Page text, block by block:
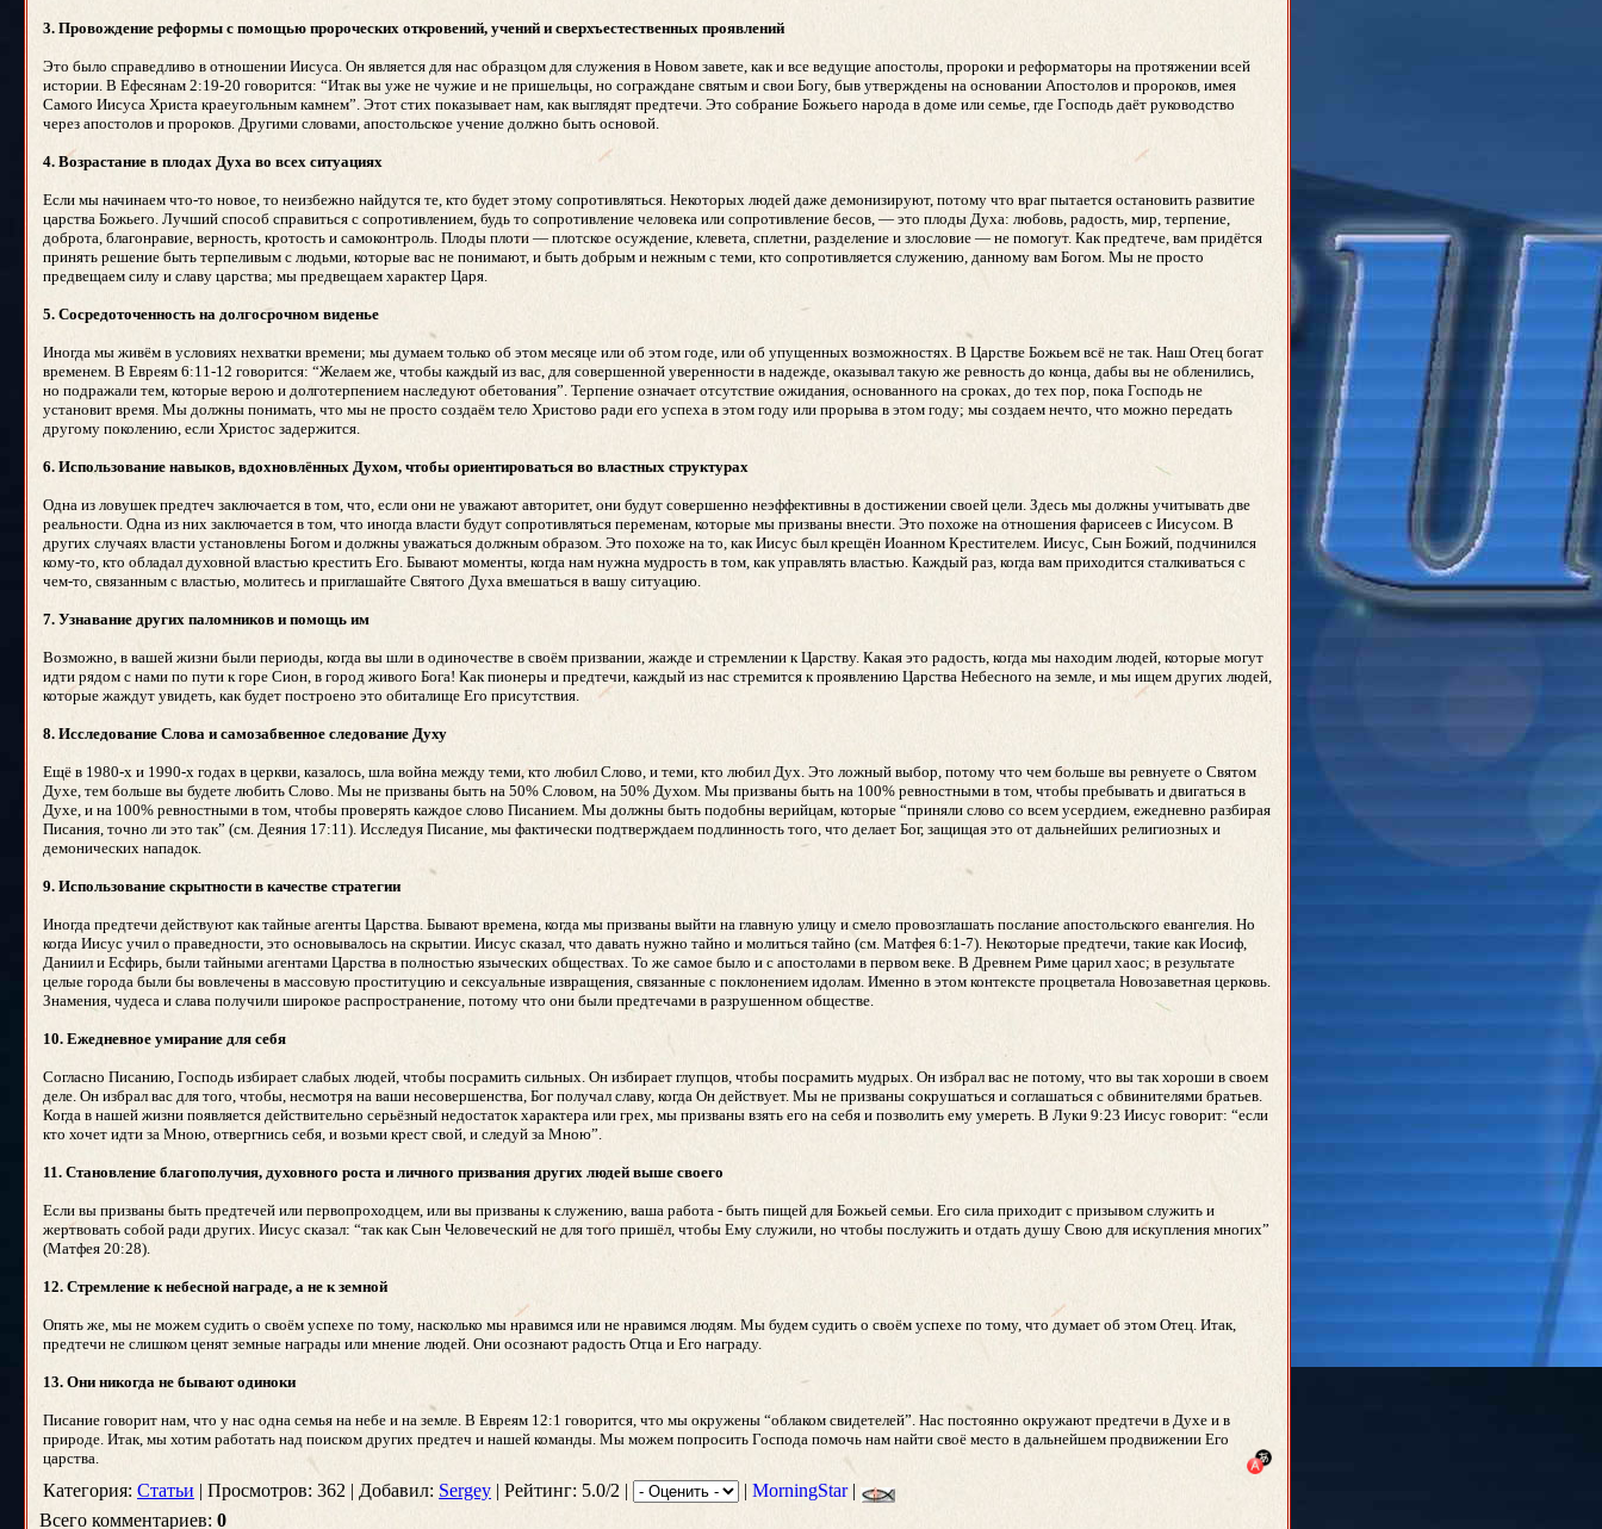
3. Провождение реформы с помощью пророческих откровений, учений и сверхъестественных проявлений
Это было справедливо в отношении Иисуса. Он является для нас образцом для служения в Новом завете, как и все ведущие апостолы, пророки и реформаторы на протяжении всей
истории. В Ефесянам 2:19-20 говорится: “Итак вы уже не чужие и не пришельцы, но сограждане святым и свои Богу, быв утверждены на основании Апостолов и пророков, имея
Самого Иисуса Христа краеугольным камнем”. Этот стих показывает нам, как выглядят предтечи. Это собрание Божьего народа в доме или семье, где Господь даёт руководство
через апостолов и пророков. Другими словами, апостольское учение должно быть основой.
4. Возрастание в плодах Духа во всех ситуациях
Если мы начинаем что-то новое, то неизбежно найдутся те, кто будет этому сопротивляться. Некоторых людей даже демонизируют, потому что враг пытается остановить развитие
царства Божьего. Лучший способ справиться с сопротивлением, будь то сопротивление человека или сопротивление бесов, — это плоды Духа: любовь, радость, мир, терпение,
доброта, благонравие, верность, кротость и самоконтроль. Плоды плоти — плотское осуждение, клевета, сплетни, разделение и злословие — не помогут. Как предтече, вам придётся
принять решение быть терпеливым с людьми, которые вас не понимают, и быть добрым и нежным с теми, кто сопротивляется служению, данному вам Богом. Мы не просто
предвещаем силу и славу царства; мы предвещаем характер Царя.
5. Сосредоточенность на долгосрочном виденье
Иногда мы живём в условиях нехватки времени; мы думаем только об этом месяце или об этом годе, или об упущенных возможностях. В Царстве Божьем всё не так. Наш Отец богат
временем. В Евреям 6:11-12 говорится: “Желаем же, чтобы каждый из вас, для совершенной уверенности в надежде, оказывал такую же ревность до конца, дабы вы не обленились,
но подражали тем, которые верою и долготерпением наследуют обетования”. Терпение означает отсутствие ожидания, основанного на сроках, до тех пор, пока Господь не
установит время. Мы должны понимать, что мы не просто создаём тело Христово ради его успеха в этом году или прорыва в этом году; мы создаем нечто, что можно передать
другому поколению, если Христос задержится.
6. Использование навыков, вдохновлённых Духом, чтобы ориентироваться во властных структурах
Одна из ловушек предтеч заключается в том, что, если они не уважают авторитет, они будут совершенно неэффективны в достижении своей цели. Здесь мы должны учитывать две
реальности. Одна из них заключается в том, что иногда власти будут сопротивляться переменам, которые мы призваны внести. Это похоже на отношения фарисеев с Иисусом. В
других случаях власти установлены Богом и должны уважаться должным образом. Это похоже на то, как Иисус был крещён Иоанном Крестителем. Иисус, Сын Божий, подчинился
кому-то, кто обладал духовной властью крестить Его. Бывают моменты, когда нам нужна мудрость в том, как управлять властью. Каждый раз, когда вам приходится сталкиваться с
чем-то, связанным с властью, молитесь и приглашайте Святого Духа вмешаться в вашу ситуацию.
7. Узнавание других паломников и помощь им
Возможно, в вашей жизни были периоды, когда вы шли в одиночестве в своём призвании, жажде и стремлении к Царству. Какая это радость, когда мы находим людей, которые могут
идти рядом с нами по пути к горе Сион, в город живого Бога! Как пионеры и предтечи, каждый из нас стремится к проявлению Царства Небесного на земле, и мы ищем других людей,
которые жаждут увидеть, как будет построено это обиталище Его присутствия.
8. Исследование Слова и самозабвенное следование Духу
Ещё в 1980-х и 1990-х годах в церкви, казалось, шла война между теми, кто любил Слово, и теми, кто любил Дух. Это ложный выбор, потому что чем больше вы ревнуете о Святом
Духе, тем больше вы будете любить Слово. Мы не призваны быть на 50% Словом, на 50% Духом. Мы призваны быть на 100% ревностными в том, чтобы пребывать и двигаться в
Духе, и на 100% ревностными в том, чтобы проверять каждое слово Писанием. Мы должны быть подобны верийцам, которые “приняли слово со всем усердием, ежедневно разбирая
Писания, точно ли это так” (см. Деяния 17:11). Исследуя Писание, мы фактически подтверждаем подлинность того, что делает Бог, защищая это от дальнейших религиозных и
демонических нападок.
9. Использование скрытности в качестве стратегии
Иногда предтечи действуют как тайные агенты Царства. Бывают времена, когда мы призваны выйти на главную улицу и смело провозглашать послание апостольского евангелия. Но
когда Иисус учил о праведности, это основывалось на скрытии. Иисус сказал, что давать нужно тайно и молиться тайно (см. Матфея 6:1-7). Некоторые предтечи, такие как Иосиф,
Даниил и Есфирь, были тайными агентами Царства в полностью языческих обществах. То же самое было и с апостолами в первом веке. В Древнем Риме царил хаос; в результате
целые города были бы вовлечены в массовую проституцию и сексуальные извращения, связанные с поклонением идолам. Именно в этом контексте процветала Новозаветная церковь.
Знамения, чудеса и слава получили широкое распространение, потому что они были предтечами в разрушенном обществе.
10. Ежедневное умирание для себя
Согласно Писанию, Господь избирает слабых людей, чтобы посрамить сильных. Он избирает глупцов, чтобы посрамить мудрых. Он избрал вас не потому, что вы так хороши в своем
деле. Он избрал вас для того, чтобы, несмотря на ваши несовершенства, Бог получал славу, когда Он действует. Мы не призваны сокрушаться и соглашаться с обвинителями братьев.
Когда в нашей жизни появляется действительно серьёзный недостаток характера или грех, мы призваны взять его на себя и позволить ему умереть. В Луки 9:23 Иисус говорит: “если
кто хочет идти за Мною, отвергнись себя, и возьми крест свой, и следуй за Мною”.
11. Становление благополучия, духовного роста и личного призвания других людей выше своего
Если вы призваны быть предтечей или первопроходцем, или вы призваны к служению, ваша работа - быть пищей для Божьей семьи. Его сила приходит с призывом служить и
жертвовать собой ради других. Иисус сказал: “так как Сын Человеческий не для того пришёл, чтобы Ему служили, но чтобы послужить и отдать душу Свою для искупления многих”
(Матфея 20:28).
12. Стремление к небесной награде, а не к земной
Опять же, мы не можем судить о своём успехе по тому, насколько мы нравимся или не нравимся людям. Мы будем судить о своём успехе по тому, что думает об этом Отец. Итак,
предтечи не слишком ценят земные награды или мнение людей. Они осознают радость Отца и Его награду.
13. Они никогда не бывают одиноки
Писание говорит нам, что у нас одна семья на небе и на земле. В Евреям 12:1 говорится, что мы окружены “облаком свидетелей”. Нас постоянно окружают предтечи в Духе и в
природе. Итак, мы хотим работать над поиском других предтеч и нашей команды. Мы можем попросить Господа помочь нам найти своё место в дальнейшем продвижении Его
царства.
Категория: Статьи | Просмотров: 362 | Добавил: Sergey | Рейтинг: 5.0/2 | | MorningStar|
Всего комментариев: 0